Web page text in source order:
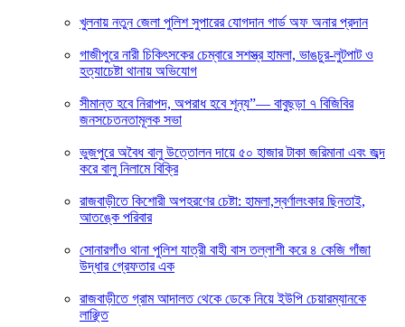
খুলনায় নতুন জেলা পুলিশ সুপারের যোগদান গার্ড অফ অনার প্রদান
গাজীপুরে নারী চিকিৎসকের চেম্বারে সশস্ত্র হামলা, ভাঙচুর-লুটপাট ও
হত্যাচেষ্টা থানায় অভিযোগ
সীমান্ত হবে নিরাপদ, অপরাধ হবে শূন্য”— বাবুছড়া ৭ বিজিবির
জনসচেতনতামূলক সভা
ভুজপুরে অবৈধ বালু উত্তোলন দায়ে ৫০ হাজার টাকা জরিমানা এবং জব্দ
করে বালু নিলামে বিক্রি
রাজবাড়ীতে কিশোরী অপহরণের চেষ্টা: হামলা,স্বর্ণালংকার ছিনতাই,
আতঙ্কে পরিবার
সোনারগাঁও থানা পুলিশ যাত্রী বাহী বাস তল্লাশী করে ৪ কেজি গাঁজা
উদ্ধার গ্রেফতার এক
রাজবাড়ীতে গ্রাম আদালত থেকে ডেকে নিয়ে ইউপি চেয়ারম্যানকে
লাঞ্ছিত